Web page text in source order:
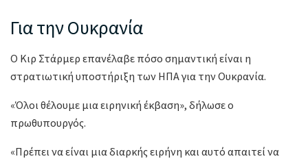
Για την Ουκρανία
Ο Κιρ Στάρμερ επανέλαβε πόσο σημαντική είναι η
στρατιωτική υποστήριξη των ΗΠΑ για την Ουκρανία.
«Όλοι θέλουμε μια ειρηνική έκβαση», δήλωσε ο
πρωθυπουργός.
«Πρέπει να είναι μια διαρκής ειρήνη και αυτό απαιτεί να